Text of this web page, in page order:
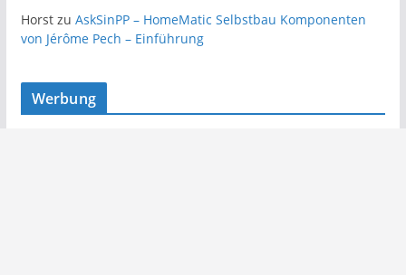
Horstzu AskSinPP – HomeMatic Selbstbau Komponenten
von Jérôme Pech – Einführung
Werbung